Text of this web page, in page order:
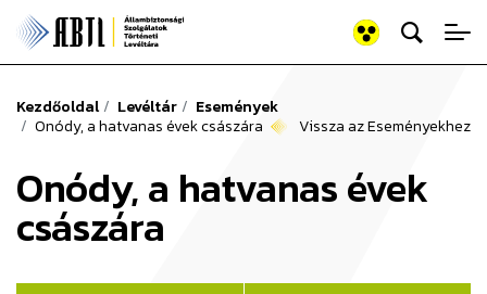
Állambiztonsági
Kezdőoldal Levéltár
Események
Onódy, a hatvanas évek császára
Vissza az Eseményekhez
Onódy, a hatvanas évek
császára